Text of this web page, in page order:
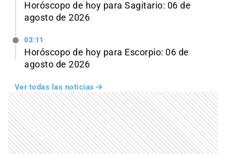
Horóscopo de hoy para Sagitario: 06 de
agosto de 2026
03:11
Horóscopo de hoy para Escorpio: 06 de
agosto de 2026
Ver todas las noticias